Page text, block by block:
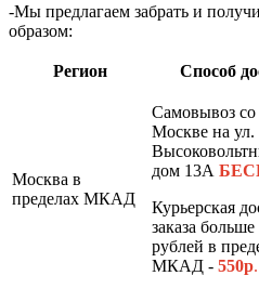
-Мы предлагаем забрать и
образом:
Регион Способ
Москва в
пределах МКАД
Самовывоз со
Москве на ул.
дом 13А
Курьерская
заказа
рублей в
МКАД - 550р.